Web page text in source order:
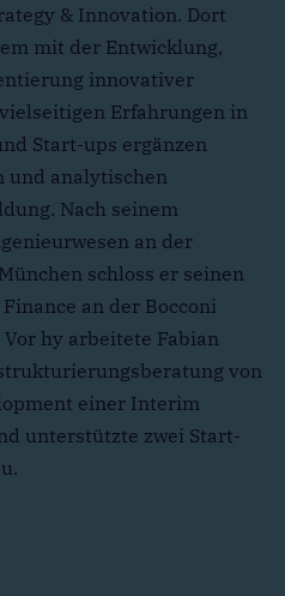
& Innovation. Dort
mit der Entwicklung,
innovativer
Erfahrungen in
Start-ups ergänzen
und analytischen
Nach seinem
an der
schloss er seinen
an der Bocconi
hy arbeitete Fabian
von
einer Interim
unterstützte zwei Start-